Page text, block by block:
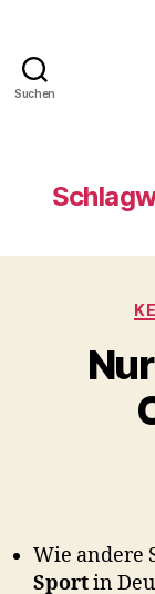
Suchen
Wie andere
Sportin